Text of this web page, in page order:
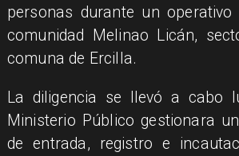
personas durante un
comunidad Melinao Licán,
comuna de Ercilla.
La diligencia se llevó a cabo
Ministerio Público gestionara
de entrada, registro e